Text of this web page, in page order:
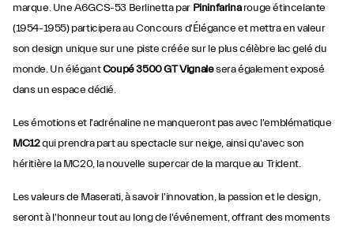
marque. Une A6GCS-53 Berlinetta par Pininfarinarouge étincelante
(1954-1955) participera au Concours d'Élégance et mettra en valeur
son design unique sur une piste créée sur le plus célèbre lac gelé du
monde. Un élégantCoupé 3500 GTVignalesera également exposé
dans un espace dédié.
Les émotions et l'adrénaline ne manqueront pas avec l'emblématique
MC12qui prendra part au spectacle sur neige, ainsi qu'avec son
héritière la MC20, la nouvelle supercar de la marque au Trident.
Les valeurs de Maserati, à savoir l'innovation, la passion et le design,
seront à l'honneur tout au long de l'événement, offrant des moments